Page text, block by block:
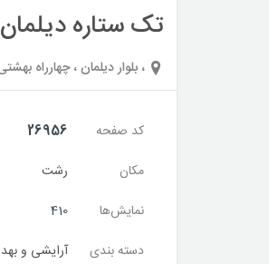
تک ستاره دیلمان
، بلوار دیلمان ، چهارراه
کد صفحه
26956
مکان
رشت
نمایش‌ها
410
دسته بندی
آرایشی و